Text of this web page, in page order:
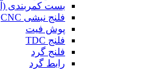
بست کمربندی
فلنج نبشی CNC
پوش فیت
فلنج TDC
فلنج گرد
رابط گرد